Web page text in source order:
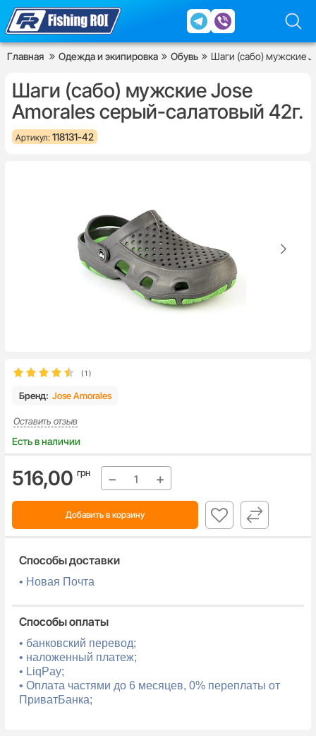
Главная Одежда и экипировка Обувь Шаги (сабо) мужские
Шаги (сабо) мужские Jose
Amorales серый-салатовый 42г.
Артикул: 118131-42
(1 )
Бренд: Jose Amorales
Оставить отзыв
Есть в наличии
516,00 грн − +
Добавить в корзину
Способы доставки
• Новая Почта
Способы оплаты
• банковский перевод;
• наложенный платеж;
• LiqPay;
• Оплата частями до 6 месяцев, 0% переплаты от
ПриватБанка;